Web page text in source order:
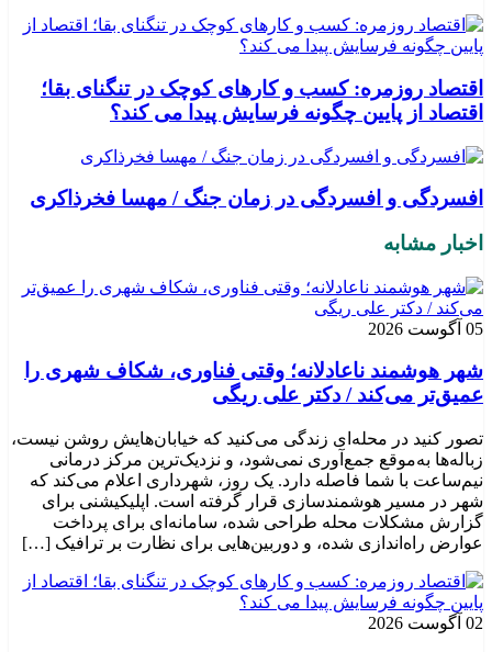
اقتصاد روزمره: کسب‌ و کارهای کوچک در تنگنای بقا؛
اقتصاد از پایین چگونه فرسایش پیدا می کند؟
افسردگی و افسردگی در زمان جنگ / مهسا فخرذاکری
اخبار مشابه
05 آگوست 2026
شهر هوشمند ناعادلانه؛ وقتی فناوری، شکاف شهری را
عمیق‌تر می‌کند / دکتر علی ریگی
تصور کنید در محله‌ای زندگی می‌کنید که خیابان‌هایش روشن نیست،
زباله‌ها به‌موقع جمع‌آوری نمی‌شود، و نزدیک‌ترین مرکز درمانی
نیم‌ساعت با شما فاصله دارد. یک روز، شهرداری اعلام می‌کند که
شهر در مسیر هوشمندسازی قرار گرفته است. اپلیکیشنی برای
گزارش مشکلات محله طراحی شده، سامانه‌ای برای پرداخت
عوارض راه‌اندازی شده، و دوربین‌هایی برای نظارت بر ترافیک […]
02 آگوست 2026